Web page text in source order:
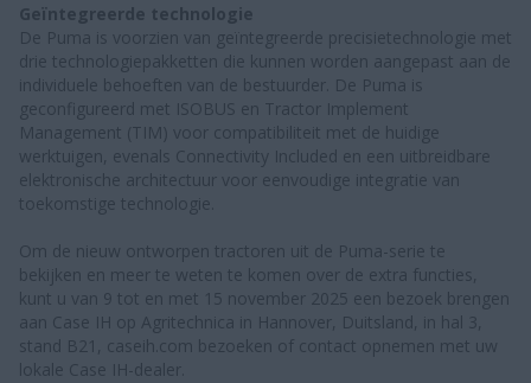
Geïntegreerde technologie
De Puma is voorzien van geïntegreerde precisietechnologie met
drie technologiepakketten die kunnen worden aangepast aan de
individuele behoeften van de bestuurder. De Puma is
geconfigureerd met ISOBUS en Tractor Implement
Management (TIM) voor compatibiliteit met de huidige
werktuigen, evenals Connectivity Included en een uitbreidbare
elektronische architectuur voor eenvoudige integratie van
toekomstige technologie.
Om de nieuw ontworpen tractoren uit de Puma-serie te
bekijken en meer te weten te komen over de extra functies,
kunt u van 9 tot en met 15 november 2025 een bezoek brengen
aan Case IH op Agritechnica in Hannover, Duitsland, in hal 3,
stand B21, caseih.com bezoeken of contact opnemen met uw
lokale Case IH-dealer.